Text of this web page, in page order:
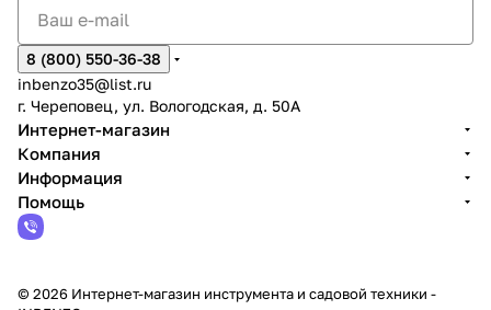
8 (800) 550-36-38
inbenzo35@list.ru
г. Череповец, ул. Вологодская, д. 50А
Интернет-магазин
Компания
Информация
Помощь
© 2026 Интернет-магазин инструмента и садовой техники -